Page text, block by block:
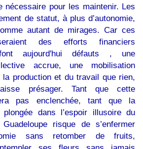
nécessaire pour les maintenir. Les
de statut, à plus d’autonomie,
autant de mirages. Car ces
des efforts financiers
aujourd'hui défauts , une
accrue, une mobilisation
la production et du travail que rien,
présager. Tant que cette
pas enclenchée, tant que la
plongée dans l’espoir illusoire du
risque de s’enfermer
sans retomber de fruits,